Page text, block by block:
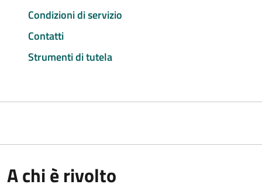
Condizioni di servizio
Contatti
Strumenti di tutela
A chi è rivolto